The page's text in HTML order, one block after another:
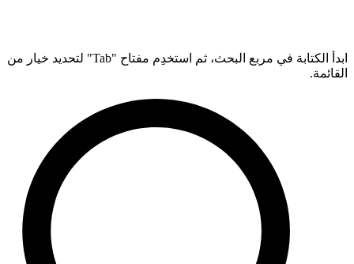
ابدأ الكتابة في مربع البحث، ثم استخدِم مفتاح "Tab" لتحديد خيار من
القائمة.